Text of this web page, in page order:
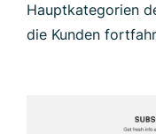
Hauptkategorien
die Kunden